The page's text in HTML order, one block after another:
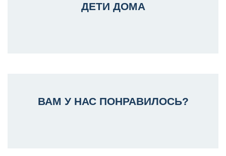
ДЕТИ ДОМА
ВАМ У НАС ПОНРАВИЛОСЬ?